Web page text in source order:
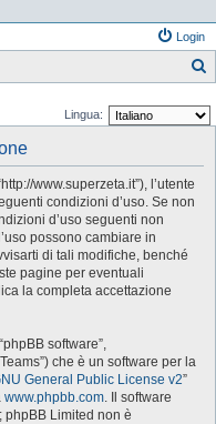
Login
Lingua:
www.superzeta.it”), l’utente
condizioni d’uso. Se non
d’uso seguenti non
possono cambiare in
di tali modifiche, benché
pagine per eventuali
la completa accettazione
software”,
che è un software per la
General Public License v2”
www.phpbb.com. Il software
Limited non è